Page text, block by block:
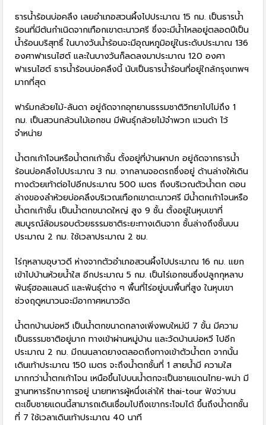
ธารน้ำร้อนบ่อคลึง เลยอำเภอสวนผึ้งไปประมาณ 15 กม. เป็นธารน้ำ
ร้อนที่มีต้นกำเนิดจากเทือกเขาตะนาวศรี ซึ่งจะมีน้ำไหลอยู่ตลอดปีเป็น
น้ำร้อนบริสุทธิ์ ในบางวันน้ำร้อนจะมีอุณหภูมิอยู่ในระดับประมาณ 136
องศาฟาเรนไฮต์ และในบางวันก็ลดลงมาประมาณ 120 องศา
ฟาเรนไฮต์ ธารน้ำร้อนบ่อคลึงนี้ นับเป็นธารน้ำร้อนที่อยู่ใกล้กรุงเทพฯ
มากที่สุด
ฟาร์มกล้วยไม้-ลันดา อยู่ถัดจากอุทยานธรรมชาติวิทยาไปไม่ถึง 1
กม. เป็นสวนกล้วนไม้เอกชน มีพันธุ์กล้วยไม้จำพวก แวนด้า ไว้
จำหน่าย
น้ำตกเก้าโจนหรือน้ำตกเก้าชั้น ตั้งอยู่ที่บ้านผาปก อยู่ถัดจากธารน้ำ
ร้อนบ่อคลึงไปประมาณ 3 กม. จากลานจอดรถซึ่งอยู่ ด้านล่างให้เดิน
ทางด้วยเท้าต่อไปอีกประมาณ 500 เมตร ถึงบริเวณตัวน้ำตก ตอน
ล่างของลำห้วยบ่อคลึงบริเวณเทือกเขาตะนาวศรี มีน้ำตกเก้าโจนหรือ
น้ำตกเก้าชั้น เป็นน้ำตกขนาดใหญ่ สูง 9 ชั้น ตั้งอยู่ในหุบเขาที่
สมบูรณ์ล้อมรอบด้วยธรรมชาติระยะทางเดินจาก ชั้นล่างถึงชั้นบน
ประมาณ 2 กม. ใช้เวลาประมาณ 2 ชม.
ไร่กุหลาบอุษาวดี ห่างจากตัวอำเภอสวนผึ้งไปประมาณ 16 กม. แยก
เข้าไปบ้านห้วยน้ำใส อีกประมาณ 5 กม. เป็นไร่เอกชนซึ่งปลูกกุหลาบ
พันธุ์ฮอลแลนด์ และพันธุ์ต่าง ๆ พื้นที่ไร่อยู่บนพื้นที่สูง ในหุบเขา
ช่วงฤดูหนาวนจะมีอากาศหนาวจัด
น้ำตกบ้านบ่อหวี เป็นน้ำตกขนาดกลางเพิ่งพบใหม่มี 7 ฃั้น มีความ
เป็นธรรมชาติอยู่มาก ทางเข้าผ่านหมู่บ้าน และวัดบ้านบ่อหวี ไปอีก
ประมาณ 2 กม. มีถนนลาดยางตลอดถึงทางเข้าตัวน้ำตก จากนั้น
เดินเท้าประมาณ 150 เมตร จะถึงน้ำตกชั้นที่ 1 สายน้ำมี ความใส
มากกว่าน้ำตกเก้าโจน เหนือขึ้นไปบนน้ำตกจะเป็นชายแดนไทย-พม่า มี
ฐานทหารรักษาการอยู่ นายทหารผู้หนึ่งเล่าให้ thai-tour ฟังว่าบน
ตะเข็บชายแดนนี้สามารถเดินเชื่อมไปถึงเขากระโจมได้ ขึ้นถึงน้ำตกชั้น
ที่ 7 ใช้เวลาเดินเท้าประมาณ 40 นาที